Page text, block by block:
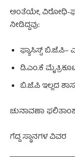
ಅಂತೆಯೇ, ವಿರೋಧಿ-
ನೀಡಿದ್ದವು:
ಫ್ಯಾಸಿಸ್ಟ್
ಡಿ.ಎಂ.ಕೆ
ಬಿ.ಜೆ.ಪಿ ಇಲ್ಲದ
ಚುನಾವಣಾ
ಗೆದ್ದ ಸ್ಥಾನಗಳ ವಿವರ